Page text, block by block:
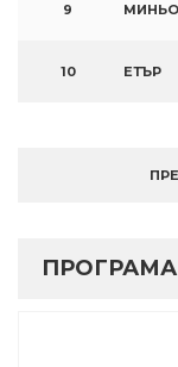
9
10 ЕТЪР
ПРОГРАМА